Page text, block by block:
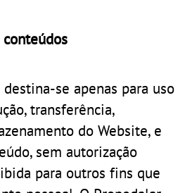
se apenas para uso
transferência,
do Website, e
sem autorização
para outros fins que